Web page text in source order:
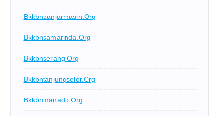
Bkkbnbanjarmasin.org
Bkkbnsamarinda.org
Bkkbnserang.org
Bkkbntanjungselor.org
Bkkbnmanado.org